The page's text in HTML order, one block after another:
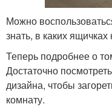
Можно
знать, в каких
Теперь подробнее о
Достаточно
дизайна, чтобы
комнату.